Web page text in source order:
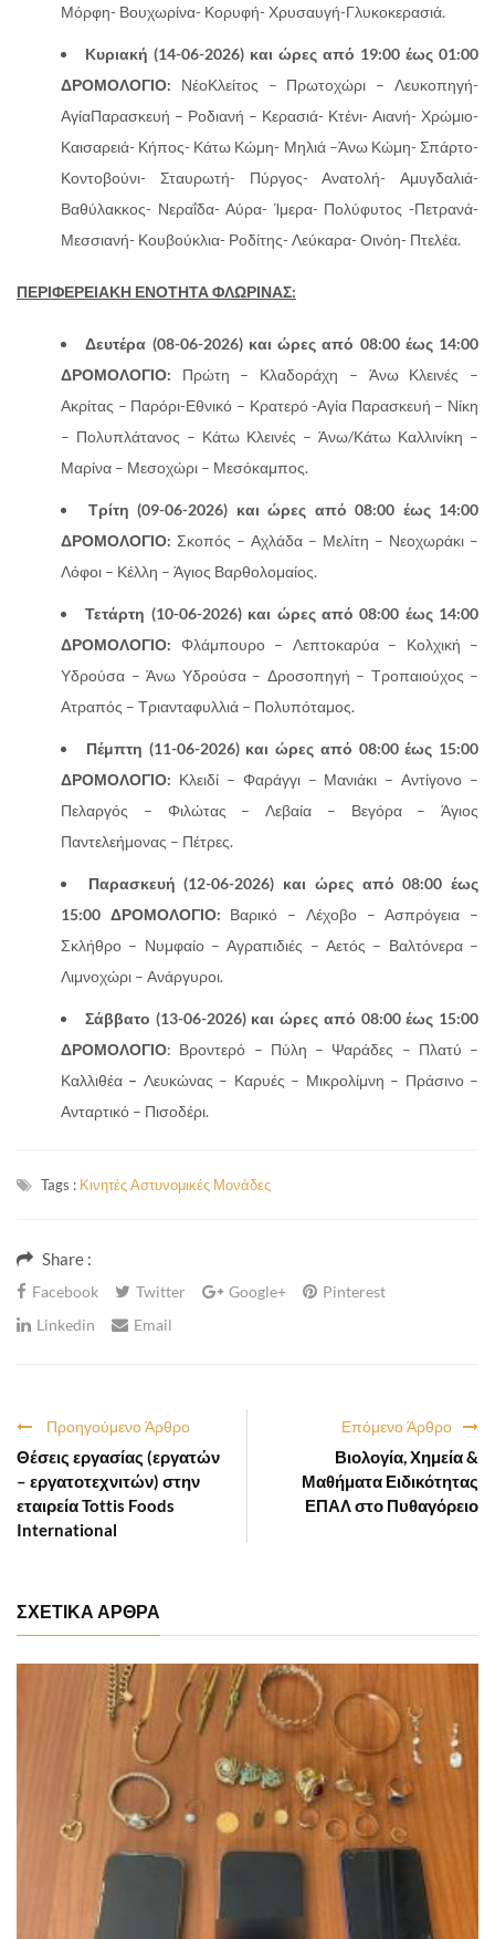
Μόρφη- Βουχωρίνα- Κορυφή- Χρυσαυγή-Γλυκοκερασιά.
Kυριακή (14-06-2026) και ώρες από 19:00 έως 01:00
ΔΡΟΜΟΛΟΓΙΟ: ΝέοΚλείτος – Πρωτοχώρι – Λευκοπηγή-
ΑγίαΠαρασκευή – Ροδιανή – Κερασιά- Κτένι- Αιανή- Χρώμιο-
Καισαρειά- Κήπος- Κάτω Κώμη- Μηλιά –Άνω Κώμη- Σπάρτο-
Κοντοβούνι- Σταυρωτή- Πύργος- Ανατολή- Αμυγδαλιά-
Βαθύλακκος- Νεραΐδα- Αύρα- Ίμερα- Πολύφυτος -Πετρανά-
Μεσσιανή- Κουβούκλια- Ροδίτης- Λεύκαρα- Οινόη- Πτελέα.
ΠΕΡΙΦΕΡΕΙΑΚΗ ΕΝΟΤΗΤΑ ΦΛΩΡΙΝΑΣ:
Δευτέρα (08-06-2026) και ώρες από 08:00 έως 14:00
ΔΡΟΜΟΛΟΓΙΟ: Πρώτη – Κλαδοράχη – Άνω Κλεινές –
Ακρίτας – Παρόρι-Εθνικό – Κρατερό -Αγία Παρασκευή – Νίκη
– Πολυπλάτανος – Κάτω Κλεινές – Άνω/Κάτω Καλλινίκη –
Μαρίνα – Μεσοχώρι – Μεσόκαμπος.
Τρίτη (09-06-2026) και ώρες από 08:00 έως 14:00
ΔΡΟΜΟΛΟΓΙΟ: Σκοπός – Αχλάδα – Μελίτη – Νεοχωράκι –
Λόφοι – Κέλλη – Άγιος Βαρθολομαίος.
Τετάρτη (10-06-2026) και ώρες από 08:00 έως 14:00
ΔΡΟΜΟΛΟΓΙΟ: Φλάμπουρο – Λεπτοκαρύα – Κολχική –
Υδρούσα – Άνω Υδρούσα – Δροσοπηγή – Τροπαιούχος –
Ατραπός – Τριανταφυλλιά – Πολυπόταμος.
Πέμπτη (11-06-2026) και ώρες από 08:00 έως 15:00
ΔΡΟΜΟΛΟΓΙΟ: Κλειδί – Φαράγγι – Μανιάκι – Αντίγονο –
Πελαργός – Φιλώτας – Λεβαία – Βεγόρα – Άγιος
Παντελεήμονας – Πέτρες.
Παρασκευή (12-06-2026) και ώρες από 08:00 έως
15:00 ΔΡΟΜΟΛΟΓΙΟ: Βαρικό – Λέχοβο – Ασπρόγεια –
Σκλήθρο – Νυμφαίο – Αγραπιδιές – Αετός – Βαλτόνερα –
Λιμνοχώρι – Ανάργυροι.
Σάββατο (13-06-2026) και ώρες από 08:00 έως 15:00
ΔΡΟΜΟΛΟΓΙΟ: Βροντερό – Πύλη – Ψαράδες – Πλατύ –
Καλλιθέα – Λευκώνας – Καρυές – Μικρολίμνη – Πράσινο –
Ανταρτικό – Πισοδέρι.
Tags : Κινητές Αστυνομικές Μονάδες
Share :
Facebook Twitter Google+
Pinterest
Linkedin
Email
Επόμενο Άρθρο
Βιολογία, Χημεία &
Μαθήματα Ειδικότητας
ΕΠΑΛ στο Πυθαγόρειο
Προηγούμενο Άρθρο
Θέσεις εργασίας (εργατών
– εργατοτεχνιτών) στην
εταιρεία Tottis Foods
International
ΣΧΕΤΙΚΑ ΑΡΘΡΑ